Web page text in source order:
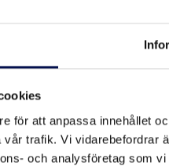
för att anpassa innehållet
trafik. Vi vidarebefordrar
och analysföretag som
ena är fast
byggs lättast in